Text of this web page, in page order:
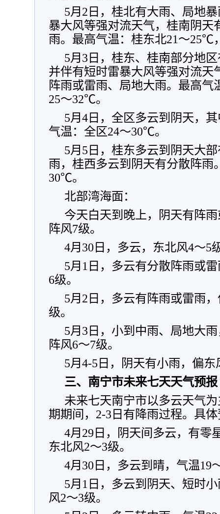
5月2日，桂北有大雨、局地
暴大风等强对流天气，桂南阴天
雨。最高气温：桂东北21～25℃
5月3日，桂东、桂南部分地
并伴有短时雷暴大风等强对流天
阵雨或雷雨、局地大雨。最高
25～32℃。
5月4日，全区多云到阴天，
气温：全区24～30℃。
5月5日，桂东多云到阴天大
雨，桂西多云到阴天有分散阵雨
30℃。
北部湾海面：
今天白天到晚上，阴天有阵
阵风7级。
4月30日，多云，东北风4～5
5月1日，多云有分散阵雨或
6级。
5月2日，多云有阵雨或雷雨
级。
5月3日，小到中雨、局地大
阵风6～7级。
5月4-5日，阴天有小雨，偏
三、南宁市未来七天天气预报
未来七天南宁市以多云天气
期期间，2-3日有降雨过程。具
4月29日，阴天间多云，有零
东北风2～3级。
4月30日，多云到晴，气温19
5月1日，多云到阴天、短时
风2～3级。